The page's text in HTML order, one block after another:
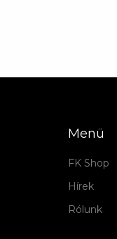
Menü
FK Shop
Hírek
Rólunk